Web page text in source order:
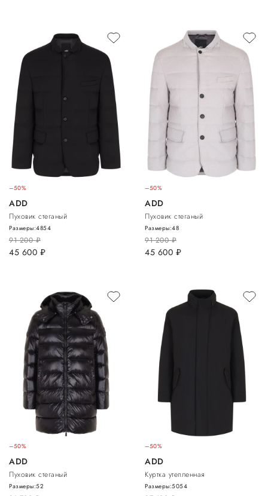
–50%
ADD
Пуховик стеганый
91 200руб.
45 600 руб.
Размеры:4854
–50%
ADD
Пуховик стеганый
91 200руб.
45 600 руб.
Размеры:48
–50%
ADD
Пуховик стеганый
Размеры:52
–50%
ADD
Куртка утепленная
Размеры:5054